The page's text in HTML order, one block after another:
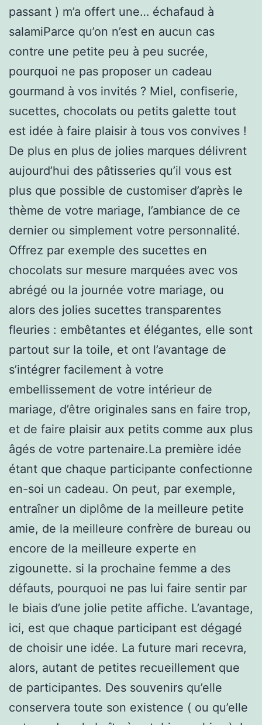
passant ) m’a offert une… échafaud à
salamiParce qu’on n’est en aucun cas
contre une petite peu à peu sucrée,
pourquoi ne pas proposer un cadeau
gourmand à vos invités ? Miel, confiserie,
sucettes, chocolats ou petits galette tout
est idée à faire plaisir à tous vos convives !
De plus en plus de jolies marques délivrent
aujourd’hui des pâtisseries qu’il vous est
plus que possible de customiser d’après le
thème de votre mariage, l’ambiance de ce
dernier ou simplement votre personnalité.
Offrez par exemple des sucettes en
chocolats sur mesure marquées avec vos
abrégé ou la journée votre mariage, ou
alors des jolies sucettes transparentes
fleuries : embêtantes et élégantes, elle sont
partout sur la toile, et ont l’avantage de
s’intégrer facilement à votre
embellissement de votre intérieur de
mariage, d’être originales sans en faire trop,
et de faire plaisir aux petits comme aux plus
âgés de votre partenaire.La première idée
étant que chaque participante confectionne
en-soi un cadeau. On peut, par exemple,
entraîner un diplôme de la meilleure petite
amie, de la meilleure confrère de bureau ou
encore de la meilleure experte en
zigounette. si la prochaine femme a des
défauts, pourquoi ne pas lui faire sentir par
le biais d’une jolie petite affiche. L’avantage,
ici, est que chaque participant est dégagé
de choisir une idée. La future mari recevra,
alors, autant de petites recueillement que
de participantes. Des souvenirs qu’elle
conservera toute son existence ( ou qu’elle